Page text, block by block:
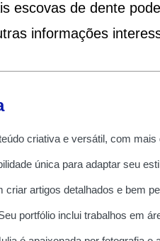
escovas de dente
informações
criativa e versátil, com
única para adaptar seu
criar artigos detalhados e bem
portfólio inclui trabalhos em